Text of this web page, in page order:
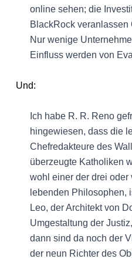
online sehen; die
BlackRock veranlassen
Nur wenige
Einfluss werden von
Und:
Ich habe R. R. Reno
hingewiesen, dass die
Chefredakteure des
überzeugte Katholiken
wohl einer der drei oder
lebenden Philosophen,
Leo, der Architekt von
Umgestaltung der
dann sind da noch der
der neun Richter des